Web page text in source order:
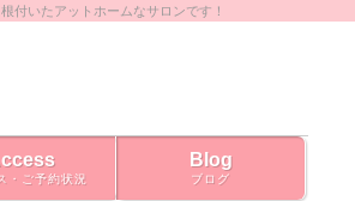
付いたアットホームなサロンです！
・ご予約状況
Blog
ブログ